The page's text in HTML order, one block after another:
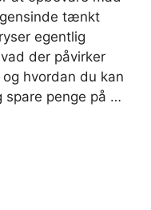
tænkt
egentlig
der påvirker
hvordan du kan
spare penge på …